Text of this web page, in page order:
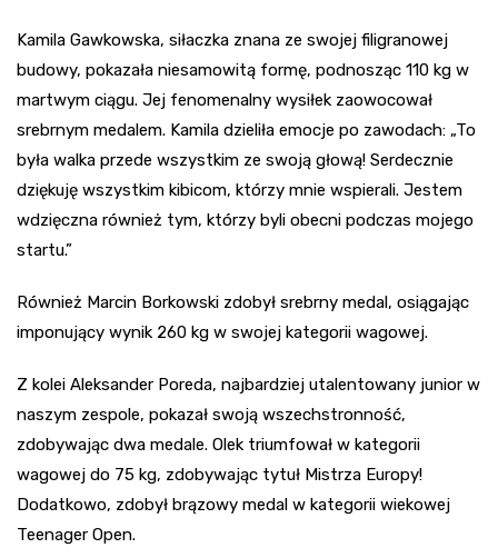
Kamila Gawkowska, siłaczka znana ze swojej filigranowej
budowy, pokazała niesamowitą formę, podnosząc 110 kg w
martwym ciągu. Jej fenomenalny wysiłek zaowocował
srebrnym medalem. Kamila dzieliła emocje po zawodach: „To
była walka przede wszystkim ze swoją głową! Serdecznie
dziękuję wszystkim kibicom, którzy mnie wspierali. Jestem
wdzięczna również tym, którzy byli obecni podczas mojego
startu.”
Również Marcin Borkowski zdobył srebrny medal, osiągając
imponujący wynik 260 kg w swojej kategorii wagowej.
Z kolei Aleksander Poreda, najbardziej utalentowany junior w
naszym zespole, pokazał swoją wszechstronność,
zdobywając dwa medale. Olek triumfował w kategorii
wagowej do 75 kg, zdobywając tytuł Mistrza Europy!
Dodatkowo, zdobył brązowy medal w kategorii wiekowej
Teenager Open.